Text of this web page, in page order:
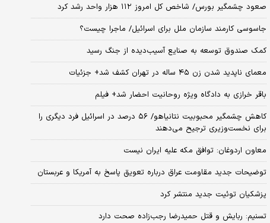
صعود چشمگیر بورس/ شاخص کل امروز ۱۱۲ هزار واحد رشد کرد
جاسوسی کارمند سازمان ملل برای اسرائیل/ ماجرا چیست؟
کمک صندوق توسعه به صنایع آسیب‌دیده از جنگ رسید
معمای ناپدید شدن زن ۴۵ ساله در تهران کشف شد+ جزئیات
باقر خرازی به دادگاه ویژه روحانیت احضار شد+ فیلم
کاهش چشمگیر محبوبیت نتانیاهو/ ۵۶ درصد در اسرائیل فرد دیگری را
برای نخست‌وزیری ترجیح می‌دهند
معاون اردوغان: توافق مکه علیه ایران نیست
توضیحات جدید مقاومت عراق درباره تعویق پاسخ به آمریکا و عربستان
پزشکیان توئیت جدید منتشر کرد
تسنیم: ربایش و قتل حمیدرضا رجب‌زاده صحت دارد